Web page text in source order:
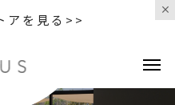
アを見る>>